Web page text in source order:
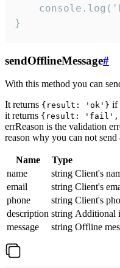
}
sendOfflineMessage#
With this method you can
It returns {result: 'ok'} if
it returns {result: 'fail',
errReason is the validation
reason why you can not send
Name Type
name
string Client's
email
string Client's
phone
string Client's
description string Additional
message
string Offline